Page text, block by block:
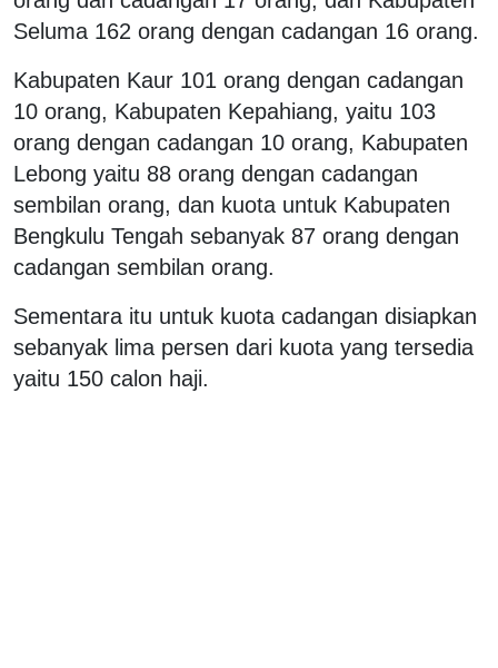
Seluma 162 orang dengan cadangan 16 orang.
Kabupaten Kaur 101 orang dengan cadangan
10 orang, Kabupaten Kepahiang, yaitu 103
orang dengan cadangan 10 orang, Kabupaten
Lebong yaitu 88 orang dengan cadangan
sembilan orang, dan kuota untuk Kabupaten
Bengkulu Tengah sebanyak 87 orang dengan
cadangan sembilan orang.
Sementara itu untuk kuota cadangan disiapkan
sebanyak lima persen dari kuota yang tersedia
yaitu 150 calon haji.